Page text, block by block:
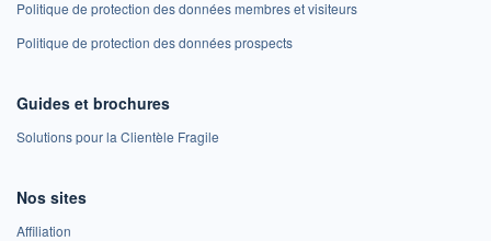
Politique de protection des données membres et visiteurs
Politique de protection des données prospects
Guides et brochures
Solutions pour la Clientèle Fragile
Nos sites
Affiliation